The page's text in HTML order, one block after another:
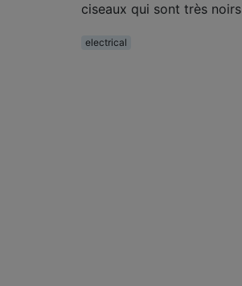
ciseaux qui sont très noirs
electrical